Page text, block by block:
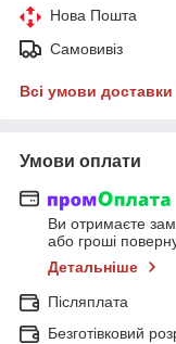
Нова Пошта
Самовивіз
Всі умови доставки
Умови оплати
Ви отримаєте
або гроші
Детальніше
Післяплата
Безготівковий